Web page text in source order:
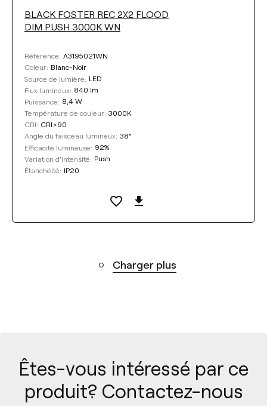
BLACK FOSTER REC 2X2 FLOOD
DIM PUSH 3000K WN
Référence: A3195021WN
Coleur: Blanc-Noir
Source de lumière: LED
Flux lumineux: 840 lm
Puissance: 8,4 W
Température de couleur: 3000K
CRI: CRI>90
Angle du faisceau lumineux: 38°
Efficacité lumineuse: 92%
Variation d’intensité: Push
Étanchéité: IP20
Charger plus
Êtes-vous intéressé par ce
produit? Contactez-nous